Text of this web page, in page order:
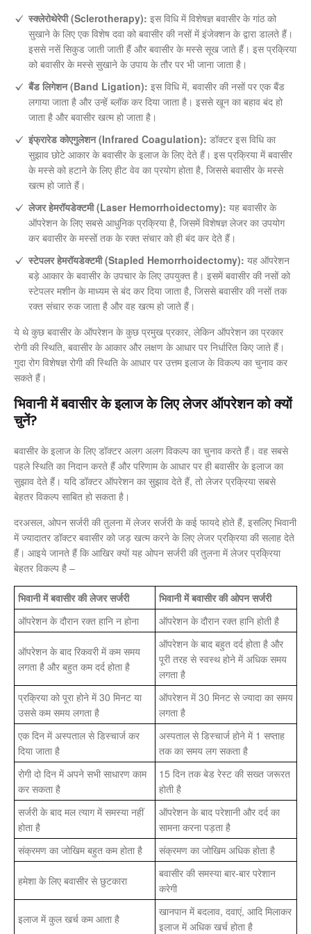
स्क्लेरोथेरेपी (Sclerotherapy): इस विधि में विशेषज्ञ बवासीर के गांठ को
सुखाने के लिए एक विशेष दवा को बवासीर की नसों में इंजेक्शन के द्वारा डालते हैं।
इससे नसें सिकुड जाती जाती हैं और बवासीर के मस्से सूख जाते हैं। इस प्रक्रिया
को बवासीर के मस्से सुखाने के उपाय के तौर पर भी जाना जाता है।
बैंड लिगेशन (Band Ligation): इस विधि में, बवासीर की नसों पर एक बैंड
लगाया जाता है और उन्हें ब्लॉक कर दिया जाता है। इससे खून का बहाव बंद हो
जाता है और बवासीर खत्म हो जाता है।
इंफ्रारेड कोएगुलेशन (Infrared Coagulation): डॉक्टर इस विधि का
सुझाव छोटे आकार के बवासीर के इलाज के लिए देते हैं। इस प्रक्रिया में बवासीर
के मस्से को हटाने के लिए हीट वेव का प्रयोग होता है, जिससे बवासीर के मस्से
खत्म हो जाते हैं।
लेजर हेमरॉयडेक्टमी (Laser Hemorrhoidectomy): यह बवासीर के
ऑपरेशन के लिए सबसे आधुनिक प्रक्रिया है, जिसमें विशेषज्ञ लेजर का उपयोग
कर बवासीर के मस्सों तक के रक्त संचार को ही बंद कर देते हैं।
स्टेपलर हेमरॉयडेक्टमी (Stapled Hemorrhoidectomy): यह ऑपरेशन
बड़े आकार के बवासीर के उपचार के लिए उपयुक्त है। इसमें बवासीर की नसों को
स्टेपलर मशीन के माध्यम से बंद कर दिया जाता है, जिससे बवासीर की नसों तक
रक्त संचार रुक जाता है और वह खत्म हो जाते हैं।
ये थे कुछ बवासीर के ऑपरेशन के कुछ प्रमुख प्रकार, लेकिन ऑपरेशन का प्रकार
रोगी की स्थिति, बवासीर के आकार और लक्षण के आधार पर निर्धारित किए जाते हैं।
गुदा रोग विशेषज्ञ रोगी की स्थिति के आधार पर उत्तम इलाज के विकल्प का चुनाव कर
सकते हैं।
भिवानी में बवासीर के इलाज के लिए लेजर ऑपरेशन को क्यों
चुनें?
बवासीर के इलाज के लिए डॉक्टर अलग अलग विकल्प का चुनाव करते हैं। वह सबसे
पहले स्थिति का निदान करते हैं और परिणाम के आधार पर ही बवासीर के इलाज का
सुझाव देते हैं। यदि डॉक्टर ऑपरेशन का सुझाव देते हैं, तो लेजर प्रक्रिया सबसे
बेहतर विकल्प साबित हो सकता है।
दरअसल, ओपन सर्जरी की तुलना में लेजर सर्जरी के कई फायदे होते हैं, इसलिए भिवानी
में ज्यादातर डॉक्टर बवासीर को जड़ खत्म करने के लिए लेजर प्रक्रिया की सलाह देते
हैं। आइये जानते हैं कि आखिर क्यों यह ओपन सर्जरी की तुलना में लेजर प्रक्रिया
बेहतर विकल्प है –
भिवानी में बवासीर की लेजर सर्जरी
भिवानी में बवासीर की ओपन सर्जरी
ऑपरेशन के दौरान रक्त हानि न होना
ऑपरेशन के दौरान रक्त हानि होती है
ऑपरेशन के बाद रिकवरी में कम समय
लगता है और बहुत कम दर्द होता है
ऑपरेशन के बाद बहुत दर्द होता है और
पूरी तरह से स्वस्थ होने में अधिक समय
लगता है
प्रक्रिया को पूरा होने में 30 मिनट या
उससे कम समय लगता है
ऑपरेशन में 30 मिनट से ज्यादा का समय
लगता है
एक दिन में अस्पताल से डिस्चार्ज कर
दिया जाता है
अस्पताल से डिस्चार्ज होने में 1 सप्ताह
तक का समय लग सकता है
रोगी दो दिन में अपने सभी साधारण काम
कर सकता है
15 दिन तक बेड रेस्ट की सख्त जरूरत
होती है
सर्जरी के बाद मल त्याग में समस्या नहीं
होता है
ऑपरेशन के बाद परेशानी और दर्द का
सामना करना पड़ता है
संक्रमण का जोखिम बहुत कम होता है
संक्रमण का जोखिम अधिक होता है
हमेशा के लिए बवासीर से छुटकारा
बवासीर की समस्या बार-बार परेशान
करेगी
इलाज में कुल खर्च कम आता है
खानपान में बदलाव, दवाएं, आदि मिलाकर
इलाज में अधिक खर्च होता है